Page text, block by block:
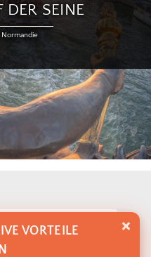
DER SEINE
Normandie
VORTEILE